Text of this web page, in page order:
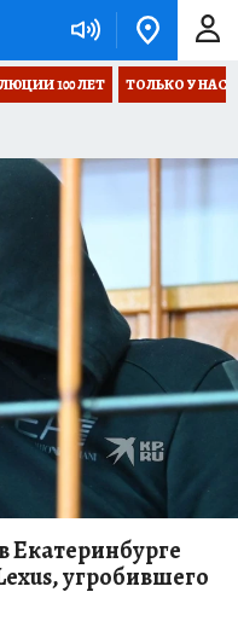
100 ЛЕТ ТОЛЬКО У НАС
Екатеринбурге
угробившего